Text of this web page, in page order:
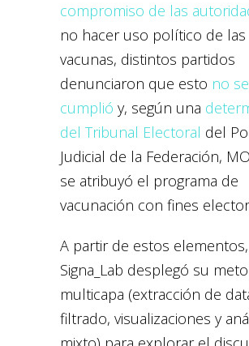
compromiso de las
no hacer uso político de las
vacunas, distintos partidos
denunciaron que esto no se
cumplió y, según una
del Tribunal Electoral del
Judicial de la Federación,
se atribuyó el programa de
vacunación con fines
A partir de estos elementos,
Signa_Lab desplegó su
multicapa (extracción de
filtrado, visualizaciones y